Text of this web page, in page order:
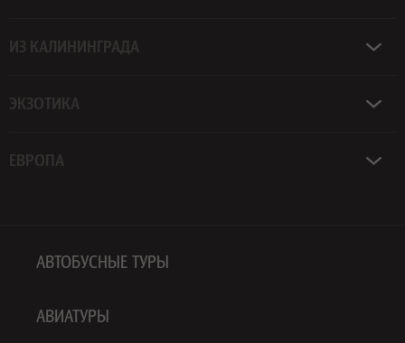
ИЗ КАЛИНИНГРАДА
ЭКЗОТИКА
ЕВРОПА
АВТОБУСНЫЕ ТУРЫ
АВИАТУРЫ